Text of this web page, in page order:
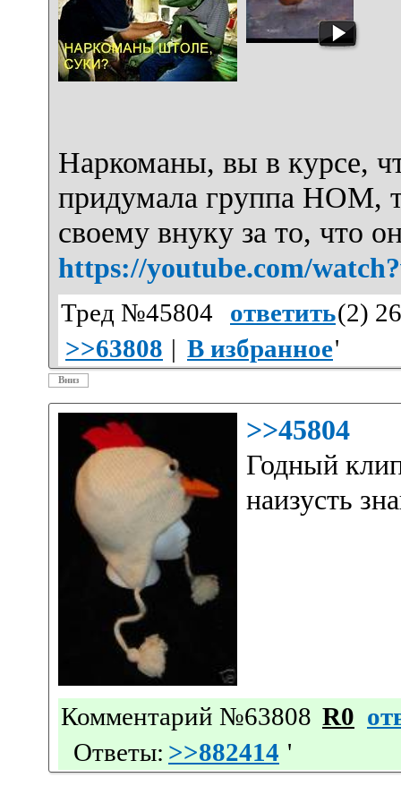
Наркоманы, вы в курсе,
придумала группа НОМ,
своему внуку за то, что
https://youtube.com/
Тред №45804 ответить(2)
>>63808 | В избранное'
Вниз
>>45804
Годный
наизусть
Комментарий №63808 R0
Ответы: >>882414 '